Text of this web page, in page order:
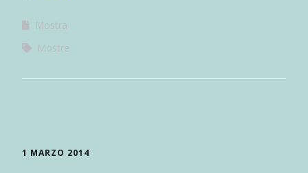
Mostra
Mostre
1 MARZO 2014